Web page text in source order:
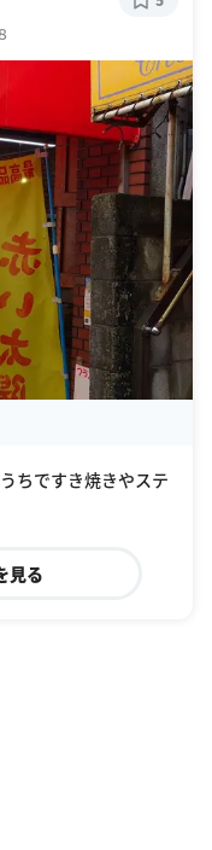
ちですき焼きやステ
見る